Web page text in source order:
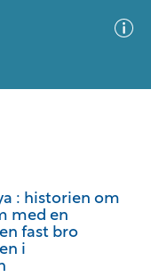
: historien om
med en
fast bro
i